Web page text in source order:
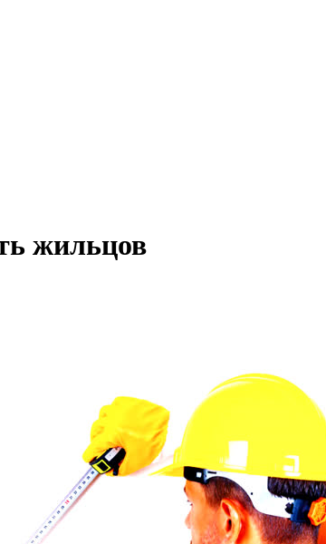
жильцов